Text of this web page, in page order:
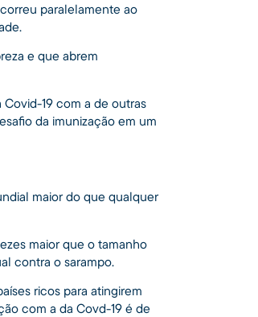
paralelamente ao
e que abrem
19 com a de outras
da imunização em um
maior do que qualquer
maior que o tamanho
contra o sarampo.
ricos para atingirem
com a da Covd-19 é de